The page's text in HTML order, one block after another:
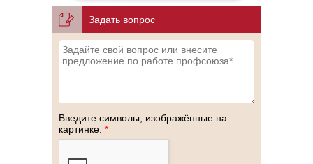
Задать вопрос
Введите символы, изображённые на
картинке: *